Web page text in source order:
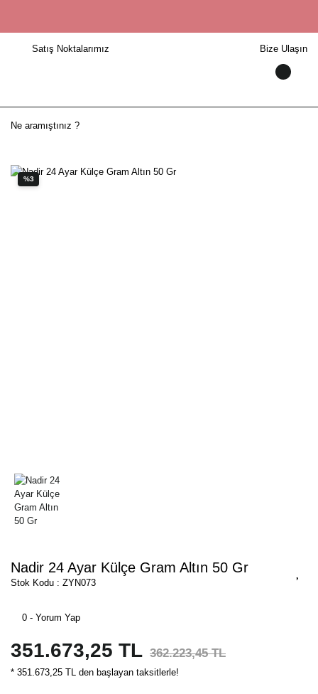
Satış Noktalarımız Bize Ulaşın
%3
Nadir 24 Ayar Külçe Gram Altın 50 Gr
Stok Kodu : ZYN073
0 - Yorum Yap
351.673,25 TL 362.223,45 TL
* 351.673,25 TL den başlayan taksitlerle!